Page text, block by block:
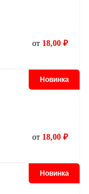
от 18,00 ₽
Новинка
от 18,00 ₽
Новинка